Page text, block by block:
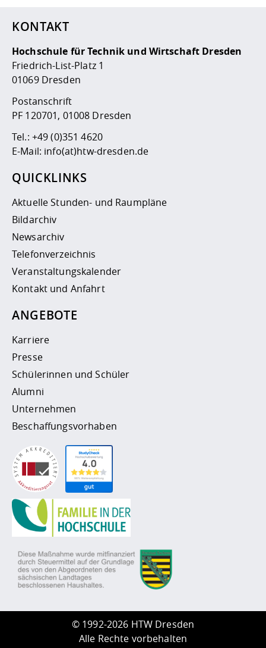
KONTAKT
Hochschule für Technik und Wirtschaft Dresden
Friedrich-List-Platz 1
01069 Dresden
Postanschrift
PF 120701, 01008 Dresden
Tel.: +49 (0)351 4620
E-Mail: info(at)htw-dresden.de
QUICKLINKS
Aktuelle Stunden- und Raumpläne
Bildarchiv
Newsarchiv
Telefonverzeichnis
Veranstaltungskalender
Kontakt und Anfahrt
ANGEBOTE
Karriere
Presse
Schülerinnen und Schüler
Alumni
Unternehmen
Beschaffungsvorhaben
© 1992-2026 HTW Dresden
Alle Rechte vorbehalten